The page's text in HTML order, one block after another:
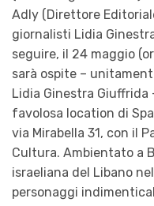
Adly (Direttore
giornalisti Lidia
seguire, il 24 maggio
sarà ospite –
Lidia Ginestra Giuffrida
favolosa location di
via Mirabella 31, con il
Cultura. Ambientato a
israeliana del Libano
personaggi